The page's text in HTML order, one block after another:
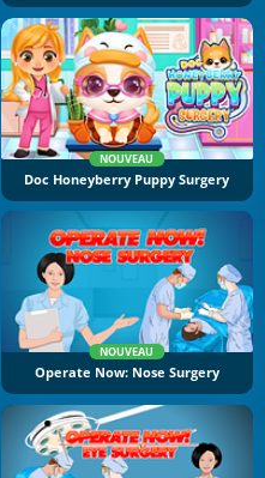
NOUVEAU
Doc Honeyberry Puppy Surgery
NOUVEAU
Operate Now: Nose Surgery